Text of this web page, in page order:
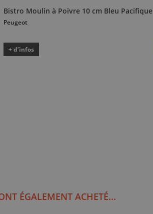
Bistro Moulin à Poivre 10 cm Bleu Pacifique
Peugeot
+ d’infos
ÉGALEMENT ACHETÉ...